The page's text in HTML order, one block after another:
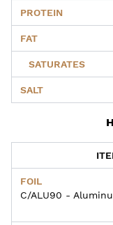
PROTEIN
FAT
SATURATES
SALT
FOIL
C/ALU90 -